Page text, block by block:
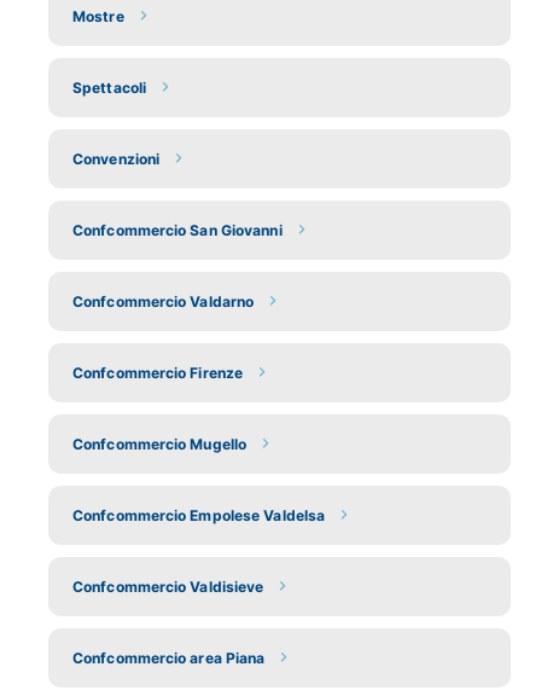
Mostre
Spettacoli
Convenzioni
Confcommercio San Giovanni
Confcommercio Valdarno
Confcommercio Firenze
Confcommercio Mugello
Confcommercio Empolese Valdelsa
Confcommercio Valdisieve
Confcommercio area Piana